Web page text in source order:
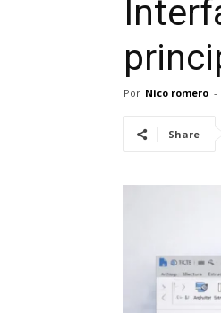
Por Nico romero -
Share